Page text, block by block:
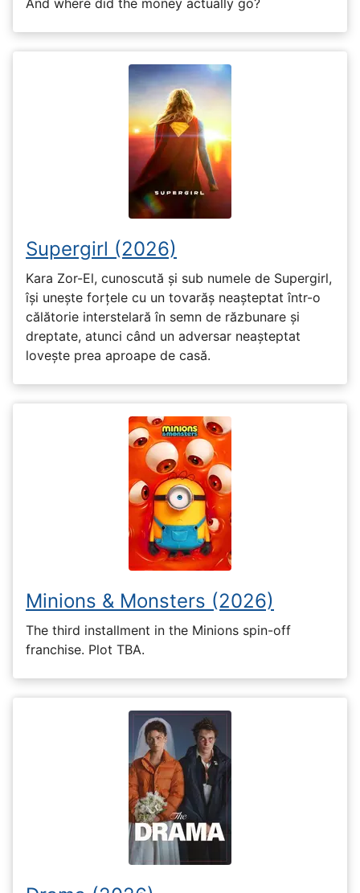
Supergirl (2026)
Kara Zor-El, cunoscută și sub numele de Supergirl,
își unește forțele cu un tovarăș neașteptat într-o
călătorie interstelară în semn de răzbunare și
dreptate, atunci când un adversar neașteptat
lovește prea aproape de casă.
Minions & Monsters (2026)
The third installment in the Minions spin-off
franchise. Plot TBA.